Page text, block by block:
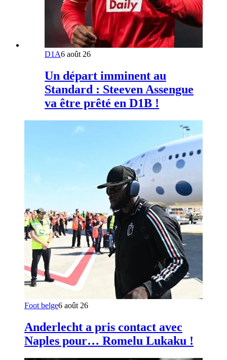
D1A6 août 26
Un départ imminent au
Standard : Steeven Assengue
va être prêté en D1B !
Foot belge6 août 26
Anderlecht a pris contact avec
Naples pour… Romelu Lukaku !